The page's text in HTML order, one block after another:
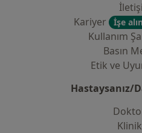
Kariyer
İşe
Kullanım
Basın
Etik ve
Hastaysanız/